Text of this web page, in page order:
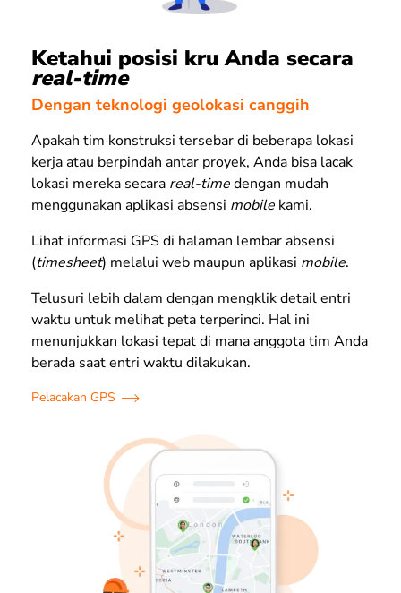
Ketahui posisi kru Anda secara
real-time
Dengan teknologi geolokasi canggih
Apakah tim konstruksi tersebar di beberapa lokasi
kerja atau berpindah antar proyek, Anda bisa lacak
lokasi mereka secara real-timedengan mudah
menggunakan aplikasi absensi mobile kami.
Lihat informasi GPS di halaman lembar absensi
(timesheet) melalui web maupun aplikasi mobile.
Telusuri lebih dalam dengan mengklik detail entri
waktu untuk melihat peta terperinci. Hal ini
menunjukkan lokasi tepat di mana anggota tim Anda
berada saat entri waktu dilakukan.
Pelacakan GPS